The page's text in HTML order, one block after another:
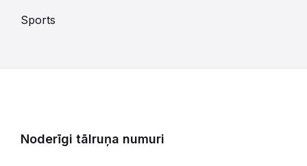
Sports
Noderīgi tālruņa numuri